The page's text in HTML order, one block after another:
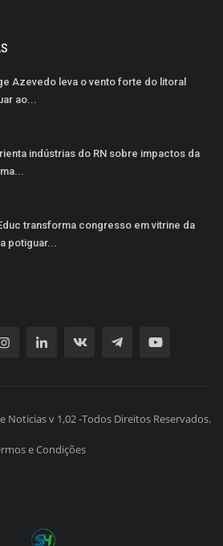
Azevedo leva o vento forte do litoral
ao...
indústrias do RN sobre impactos da
transforma congresso em vitrine da
potiguar...
Noticias v 1,02 -Todos Direitos Reservados.
e Condições